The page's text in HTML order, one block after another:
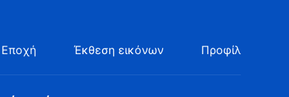
Έκθεση εικόνων Προφίλ